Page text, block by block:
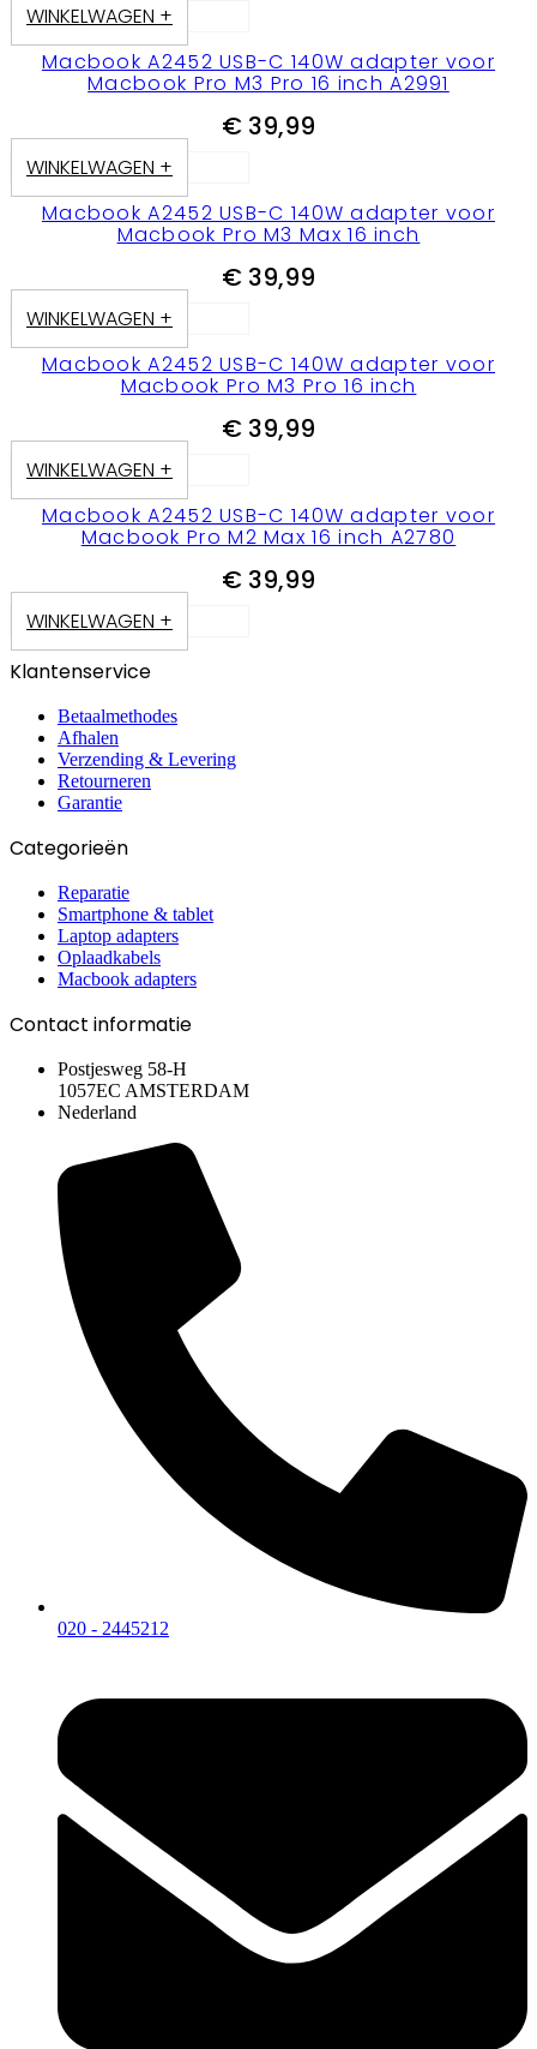
WINKELWAGEN +
Macbook A2452 USB-C 140W adapter voor
Macbook Pro M3 Pro 16 inch A2991
€ 39,99
WINKELWAGEN +
Macbook A2452 USB-C 140W adapter voor
Macbook Pro M3 Max 16 inch
€ 39,99
WINKELWAGEN +
Macbook A2452 USB-C 140W adapter voor
Macbook Pro M3 Pro 16 inch
€ 39,99
WINKELWAGEN +
Macbook A2452 USB-C 140W adapter voor
Macbook Pro M2 Max 16 inch A2780
€ 39,99
WINKELWAGEN +
Klantenservice
Betaalmethodes
Afhalen
Verzending & Levering
Retourneren
Garantie
Categorieën
Reparatie
Smartphone & tablet
Laptop adapters
Oplaadkabels
Macbook adapters
Contact informatie
Postjesweg 58-H
1057EC AMSTERDAM
Nederland
020 - 2445212